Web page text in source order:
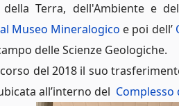
Terra, dell'Ambiente e
Museo Mineralogico e poi dell’
delle Scienze Geologiche.
del 2018 il suo
all’interno del Complesso